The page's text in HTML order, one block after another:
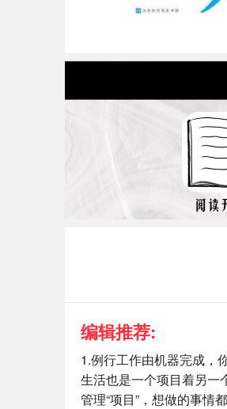
编辑推荐:
1.例行工作由机器完成，
生活也是一个项目着另一
管理“项目”，想做的事情